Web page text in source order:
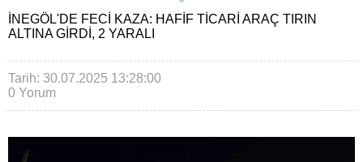
İNEGÖL'DE FECI KAZA: HAFIF TICARI ARAÇ TIRIN
ALTINA GIRDI, 2 YARALI
Tarih: 30.07.2025 13:28:00
0 Yorum